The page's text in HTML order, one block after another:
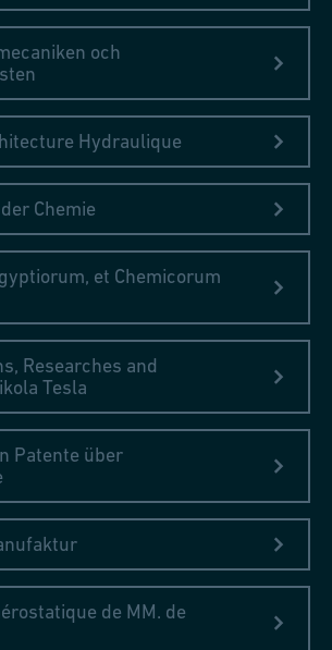
och
Hydraulique
Chemie
et Chemicorum
Researches and
Tesla
Patente über
de MM. de